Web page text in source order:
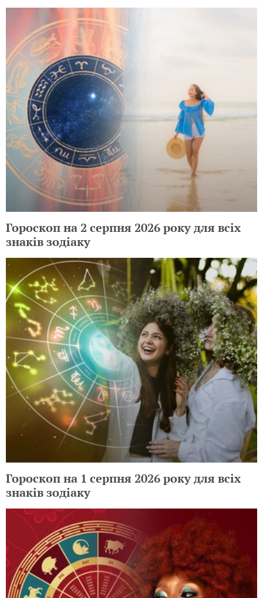
Гороскоп на 2 серпня 2026 року для всіх
знаків зодіаку
Гороскоп на 1 серпня 2026 року для всіх
знаків зодіаку